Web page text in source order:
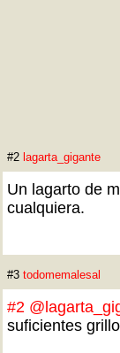
#2 lagarta_gigante
Un lagarto de
cualquiera.
#3 todomemalesal
#2
suficientes